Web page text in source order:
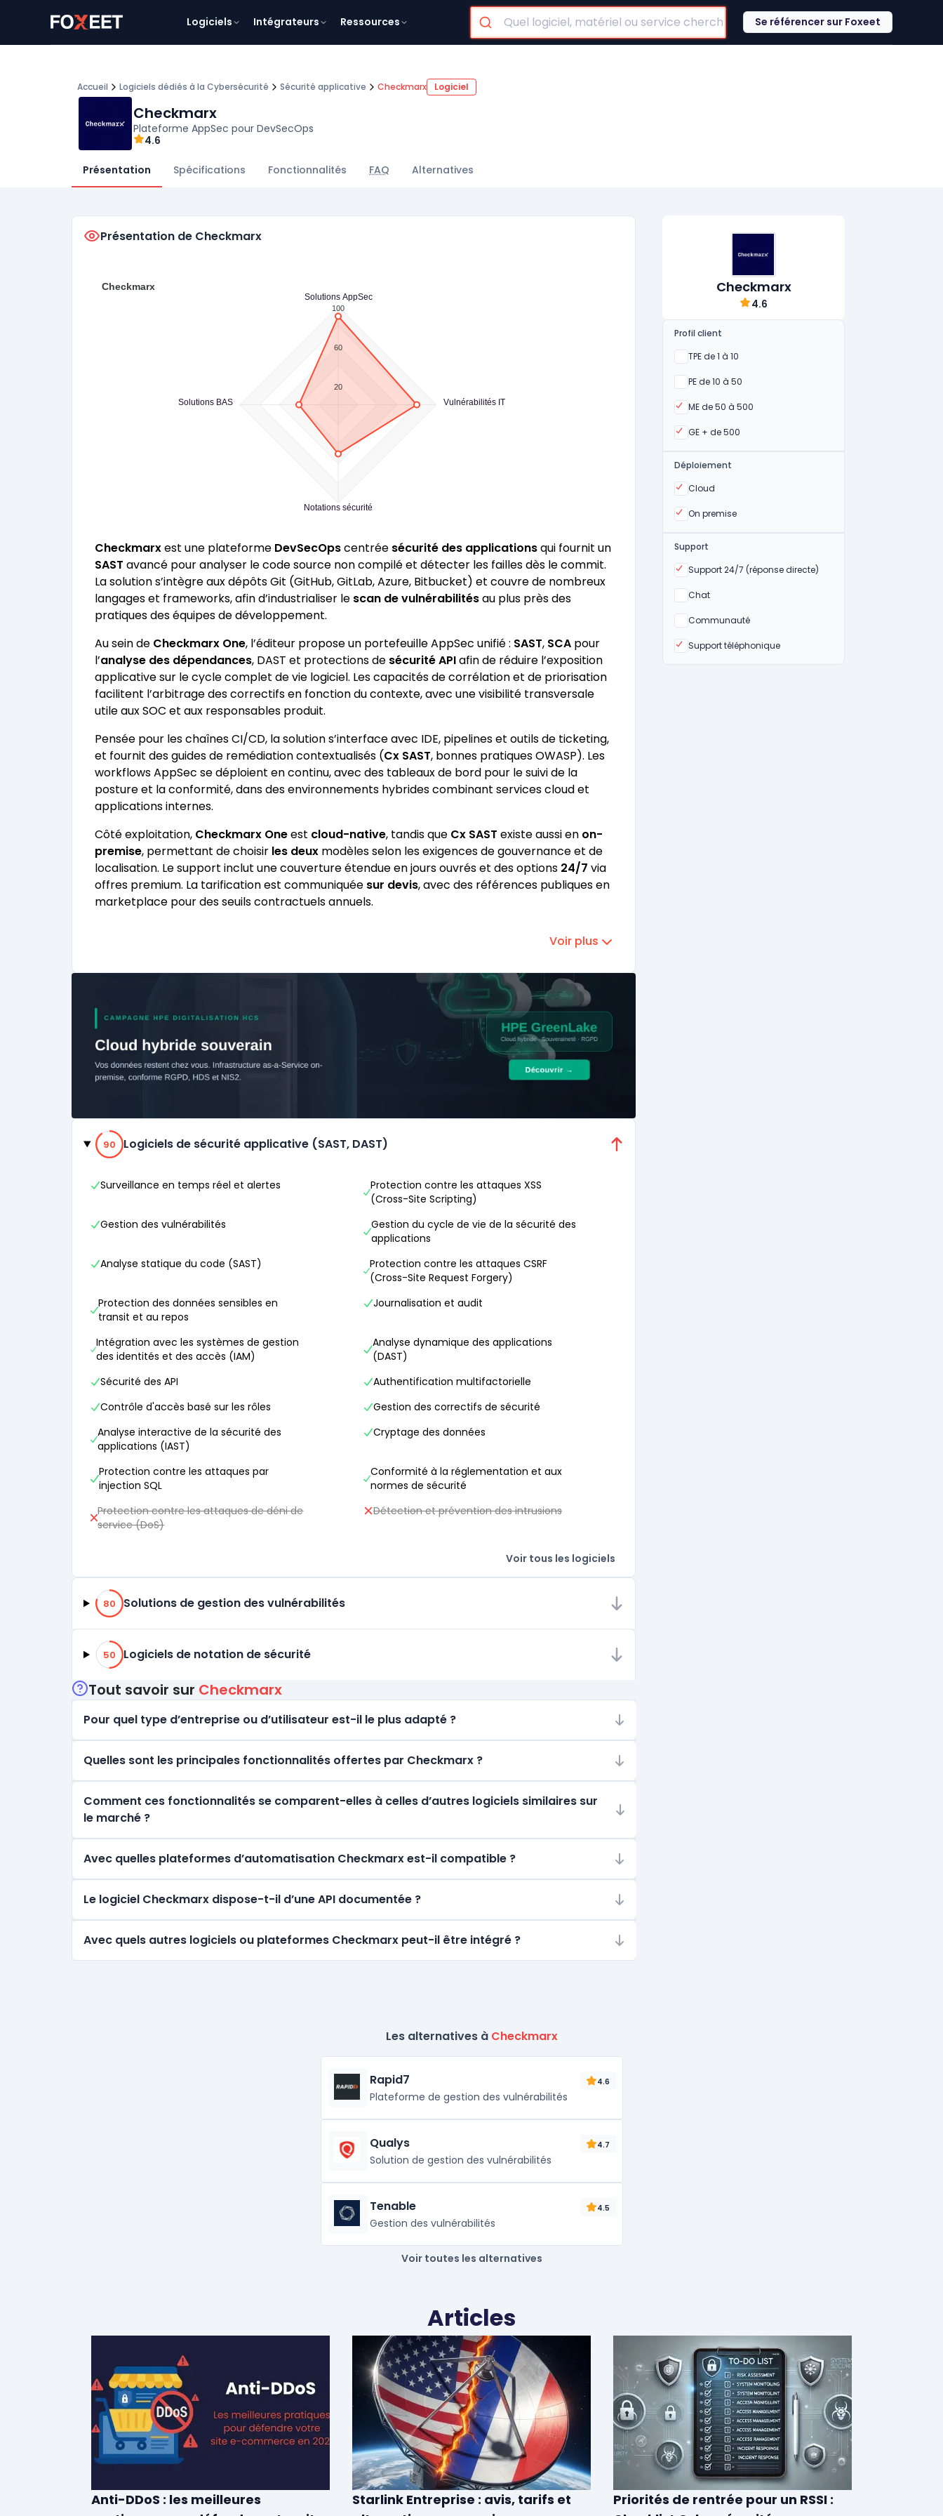
Logiciels Intégrateurs Ressources Se référencer sur Foxeet
Accueil Logiciels dédiés à la Cybersécurité Sécurité applicative Checkmarx Logiciel
Checkmarx
Plateforme AppSec pour DevSecOps
4.6
Présentation Spécifications Fonctionnalités FAQ Alternatives
Checkmarx
4.6
Profil client
TPE de 1 à 10
Oui
PE de 10 à 50
Oui
ME de 50 à 500
Oui
GE + de 500
Oui
Déploiement
Cloud
Oui
On premise
Oui
Support
Support 24/7 (réponse directe)
Oui
Chat
Non
Communauté
Non
Support téléphonique
Oui
Présentation de Checkmarx
Solutions AppSec
Vulnérabilités IT
Notations sécurité
Solutions BAS
100
60
20
Checkmarx
Checkmarxest une plateforme DevSecOpscentrée sécurité des applicationsqui fournit un
SAST avancé pour analyser le code source non compilé et détecter les failles dès le commit.
La solution s’intègre aux dépôts Git (GitHub, GitLab, Azure, Bitbucket) et couvre de nombreux
langages et frameworks, afin d’industrialiser le scan de vulnérabilitésau plus près des
pratiques des équipes de développement.
Au sein de Checkmarx One, l’éditeur propose un portefeuille AppSec unifié : SAST, SCA pour
l’analyse des dépendances, DAST et protections de sécurité APIafin de réduire l’exposition
applicative sur le cycle complet de vie logiciel. Les capacités de corrélation et de priorisation
facilitent l’arbitrage des correctifs en fonction du contexte, avec une visibilité transversale
utile aux SOC et aux responsables produit.
Pensée pour les chaînes CI/CD, la solution s’interface avec IDE, pipelines et outils de ticketing,
et fournit des guides de remédiation contextualisés (Cx SAST, bonnes pratiques OWASP). Les
workflows AppSec se déploient en continu, avec des tableaux de bord pour le suivi de la
posture et la conformité, dans des environnements hybrides combinant services cloud et
applications internes.
Côté exploitation, Checkmarx Oneest cloud-native, tandis que Cx SAST existe aussi en on-
premise, permettant de choisir les deux modèles selon les exigences de gouvernance et de
localisation. Le support inclut une couverture étendue en jours ouvrés et des options 24/7 via
offres premium. La tarification est communiquée sur devis, avec des références publiques en
marketplace pour des seuils contractuels annuels.
Voir plus
Catégories
90% de compatibilité
90 Logiciels de sécurité applicative (SAST, DAST)
Surveillance en temps réel et alertes
Protection contre les attaques XSS
(Cross-Site Scripting)
Gestion des vulnérabilités
Gestion du cycle de vie de la sécurité des
applications
Analyse statique du code (SAST)
Protection contre les attaques CSRF
(Cross-Site Request Forgery)
Protection des données sensibles en
transit et au repos
Journalisation et audit
Intégration avec les systèmes de gestion
des identités et des accès (IAM)
Analyse dynamique des applications
(DAST)
Sécurité des API
Authentification multifactorielle
Contrôle d'accès basé sur les rôles
Gestion des correctifs de sécurité
Analyse interactive de la sécurité des
applications (IAST)
Cryptage des données
Protection contre les attaques par
injection SQL
Conformité à la réglementation et aux
normes de sécurité
Protection contre les attaques de déni de
service (DoS)
Détection et prévention des intrusions
Voir tous les logiciels
80% de compatibilité
80 Solutions de gestion des vulnérabilités
50% de compatibilité
50 Logiciels de notation de sécurité
Tout savoir sur Checkmarx
Pour quel type d’entreprise ou d’utilisateur est-il le plus adapté ?
Quelles sont les principales fonctionnalités offertes par Checkmarx ?
Comment ces fonctionnalités se comparent-elles à celles d’autres logiciels similaires sur
le marché ?
Avec quelles plateformes d’automatisation Checkmarx est-il compatible ?
Le logiciel Checkmarx dispose-t-il d’une API documentée ?
Avec quels autres logiciels ou plateformes Checkmarx peut-il être intégré ?
Les alternatives à Checkmarx
Rapid7 4.6
Plateforme de gestion des vulnérabilités
Qualys 4.7
Solution de gestion des vulnérabilités
Tenable 4.5
Gestion des vulnérabilités
Voir toutes les alternatives
Articles
Anti-DDoS : les meilleures
Starlink Entreprise : avis, tarifs et
Priorités de rentrée pour un RSSI :